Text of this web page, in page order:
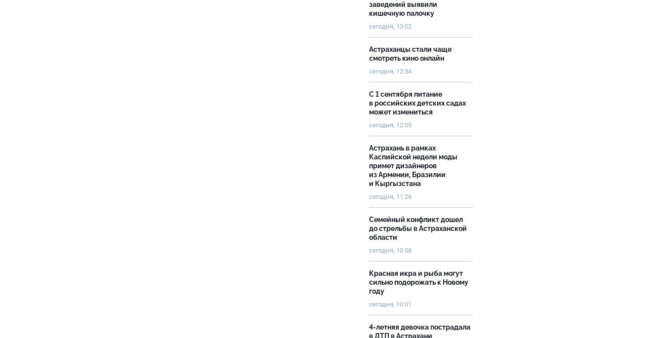
заведений выявили
кишечную палочку
сегодня, 13:02
Астраханцы стали чаще
смотреть кино онлайн
сегодня, 12:34
С 1 сентября питание
в российских детских садах
может измениться
сегодня, 12:05
Астрахань в рамках
Каспийской недели моды
примет дизайнеров
из Армении, Бразилии
и Кыргызстана
сегодня, 11:26
Семейный конфликт дошел
до стрельбы в Астраханской
области
сегодня, 10:58
Красная икра и рыба могут
сильно подорожать к Новому
году
сегодня, 10:01
4-летняя девочка пострадала
в ДТП в Астрахани